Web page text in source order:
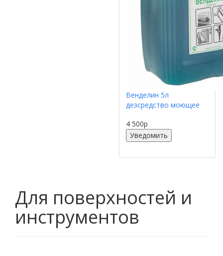
Венделин 5л
дезсредство моющее
4 500p
Уведомить
Для поверхностей и
инструментов